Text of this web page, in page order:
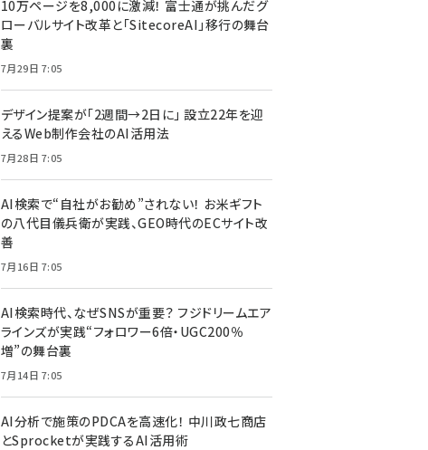
10万ページを8,000に激減！ 富士通が挑んだグ
ローバルサイト改革と「SitecoreAI」移行の舞台
裏
7月29日 7:05
デザイン提案が「2週間→2日に」 設立22年を迎
えるWeb制作会社のAI活用法
7月28日 7:05
AI検索で“自社がお勧め”されない！ お米ギフト
の八代目儀兵衛が実践、GEO時代のECサイト改
善
7月16日 7:05
AI検索時代、なぜSNSが重要？ フジドリームエア
ラインズが実践“フォロワー6倍・UGC200％
増”の舞台裏
7月14日 7:05
AI分析で施策のPDCAを高速化！ 中川政七商店
とSprocketが実践するAI活用術